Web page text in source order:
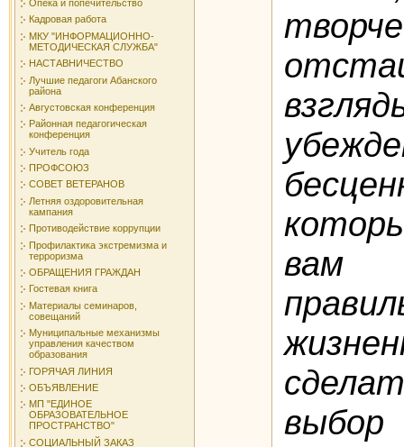
Опека и попечительство
Кадровая работа
МКУ "ИНФОРМАЦИОННО-
МЕТОДИЧЕСКАЯ СЛУЖБА"
НАСТАВНИЧЕСТВО
Лучшие педагоги Абанского
района
Августовская конференция
Районная педагогическая
конференция
Учитель года
ПРОФСОЮЗ
СОВЕТ ВЕТЕРАНОВ
Летняя оздоровительная
кампания
Противодействие коррупции
Профилактика экстремизма и
терроризма
ОБРАЩЕНИЯ ГРАЖДАН
Гостевая книга
Материалы семинаров,
совещаний
Муниципальные механизмы
управления качеством
образования
ГОРЯЧАЯ ЛИНИЯ
ОБЪЯВЛЕНИЕ
МП "ЕДИНОЕ
ОБРАЗОВАТЕЛЬНОЕ
ПРОСТРАНСТВО"
СОЦИАЛЬНЫЙ ЗАКАЗ
вам
выбор